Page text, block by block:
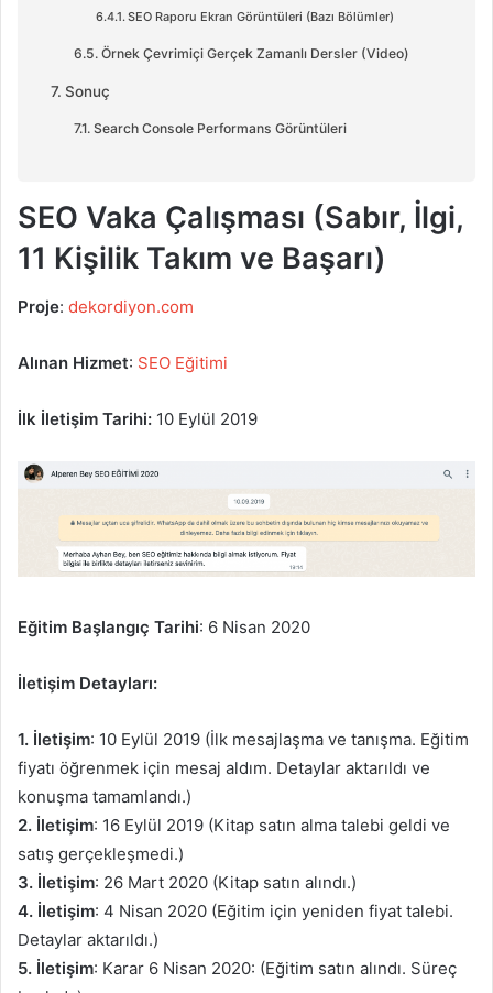
SEO Raporu Ekran Görüntüleri (Bazı Bölümler)
Örnek Çevrimiçi Gerçek Zamanlı Dersler (Video)
Sonuç
Search Console Performans Görüntüleri
SEO Vaka Çalışması (Sabır, İlgi,
11 Kişilik Takım ve Başarı)
Proje: dekordiyon.com
Alınan Hizmet: SEO Eğitimi
İlk İletişim Tarihi: 10 Eylül 2019
Eğitim Başlangıç Tarihi: 6 Nisan 2020
İletişim Detayları:
1. İletişim: 10 Eylül 2019 (İlk mesajlaşma ve tanışma. Eğitim
fiyatı öğrenmek için mesaj aldım. Detaylar aktarıldı ve
konuşma tamamlandı.)
2. İletişim: 16 Eylül 2019 (Kitap satın alma talebi geldi ve
satış gerçekleşmedi.)
3. İletişim: 26 Mart 2020 (Kitap satın alındı.)
4. İletişim: 4 Nisan 2020 (Eğitim için yeniden fiyat talebi.
Detaylar aktarıldı.)
5. İletişim: Karar 6 Nisan 2020: (Eğitim satın alındı. Süreç